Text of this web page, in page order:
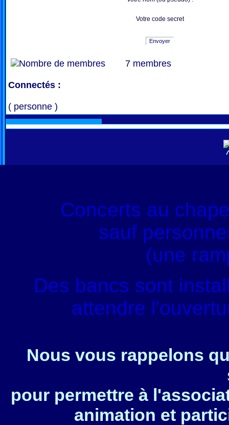
Votre code secret
Envoyer
7 membres
Connectés :
( personne )
Concerts au
sauf
(une
Des bancs sont
attendre
Nous vous rappelons
pour permettre à
animation et